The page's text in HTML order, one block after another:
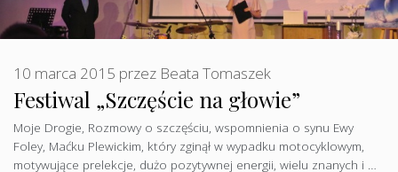
Festiwal „Szczęście na głowie”
10 marca 2015 przez Beata Tomaszek
Moje Drogie, Rozmowy o szczęściu, wspomnienia o synu Ewy
Foley, Maćku Plewickim, który zginął w wypadku motocyklowym,
motywujące prelekcje, dużo pozytywnej energii, wielu znanych i …